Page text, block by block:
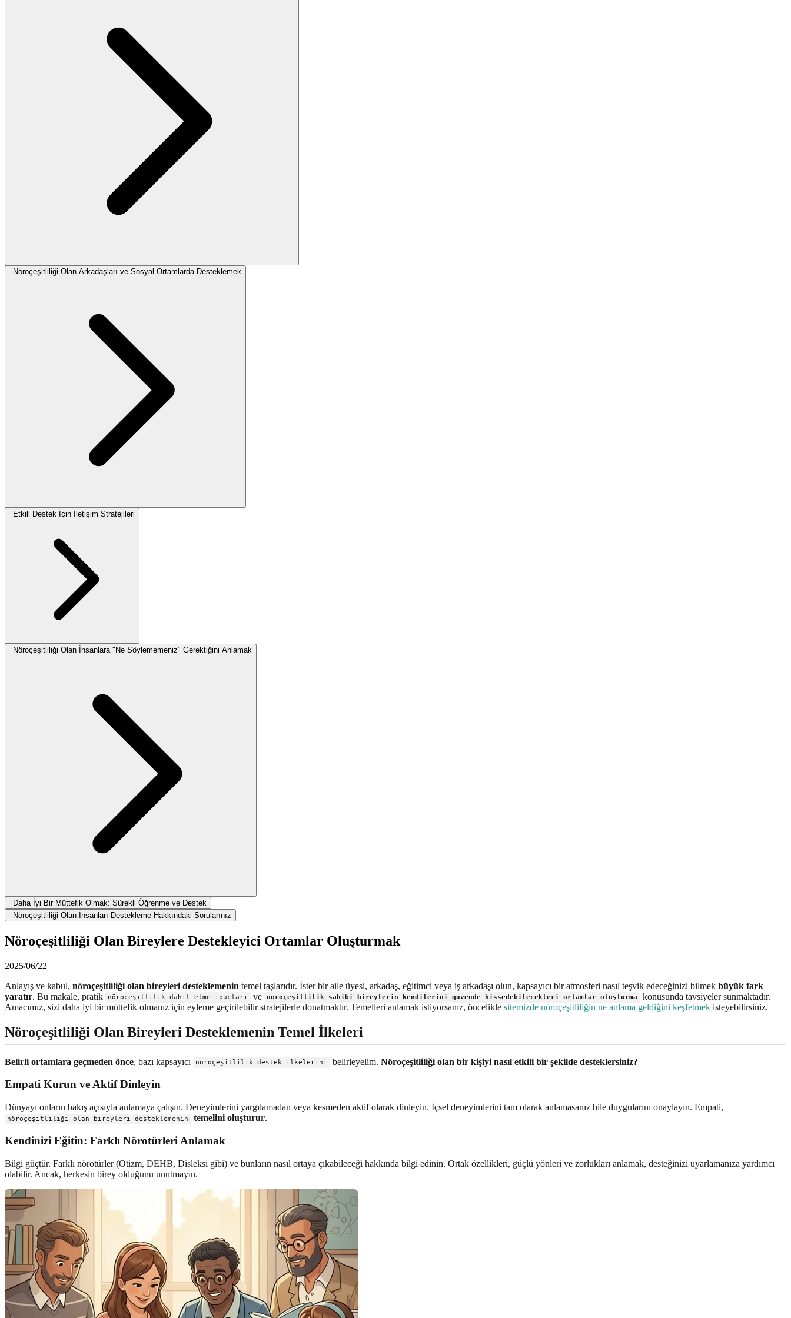
Nöroçeşitliliği Olan Arkadaşları ve Sosyal Ortamlarda Desteklemek
Etkili Destek İçin İletişim Stratejileri
Nöroçeşitliliği Olan İnsanlara "Ne Söylememeniz" Gerektiğini Anlamak
Daha İyi Bir Müttefik Olmak: Sürekli Öğrenme ve Destek
Nöroçeşitliliği Olan İnsanları Destekleme Hakkındaki Sorularınız
Nöroçeşitliliği Olan Bireylere Destekleyici Ortamlar Oluşturmak
2025/06/22
Anlayış ve kabul, nöroçeşitliliği olan bireyleri desteklemenin temel taşlarıdır. İster bir aile üyesi, arkadaş, eğitimci veya iş arkadaşı olun, kapsayıcı bir atmosferi nasıl teşvik edeceğinizi bilmek büyük fark
yaratır. Bu makale, pratik nöroçeşitlilik dahil etme ipuçları ve nöroçeşitlilik sahibi bireylerin kendilerini güvende hissedebilecekleri ortamlar oluşturma
konusunda tavsiyeler sunmaktadır.
Amacımız, sizi daha iyi bir müttefik olmanız için eyleme geçirilebilir stratejilerle donatmaktır. Temelleri anlamak istiyorsanız, öncelikle sitemizde nöroçeşitliliğin ne anlama geldiğini keşfetmek isteyebilirsiniz.
Nöroçeşitliliği Olan Bireyleri Desteklemenin Temel İlkeleri
Belirli ortamlara geçmeden önce, bazı kapsayıcı nöroçeşitlilik destek ilkelerini belirleyelim. Nöroçeşitliliği olan bir kişiyi nasıl etkili bir şekilde desteklersiniz?
Empati Kurun ve Aktif Dinleyin
Dünyayı onların bakış açısıyla anlamaya çalışın. Deneyimlerini yargılamadan veya kesmeden aktif olarak dinleyin. İçsel deneyimlerini tam olarak anlamasanız bile duygularını onaylayın. Empati,
nöroçeşitliliği olan bireyleri desteklemenin temelini oluşturur.
Kendinizi Eğitin: Farklı Nörotürleri Anlamak
Bilgi güçtür. Farklı nörotürler (Otizm, DEHB, Disleksi gibi) ve bunların nasıl ortaya çıkabileceği hakkında bilgi edinin. Ortak özellikleri, güçlü yönleri ve zorlukları anlamak, desteğinizi uyarlamanıza yardımcı
olabilir. Ancak, herkesin birey olduğunu unutmayın.